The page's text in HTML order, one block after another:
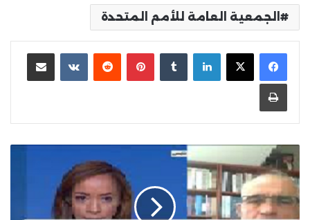
الجمعية العامة للأمم المتحدة
لينكدإن بينتيريست مشاركة عبر البريد
طباعة